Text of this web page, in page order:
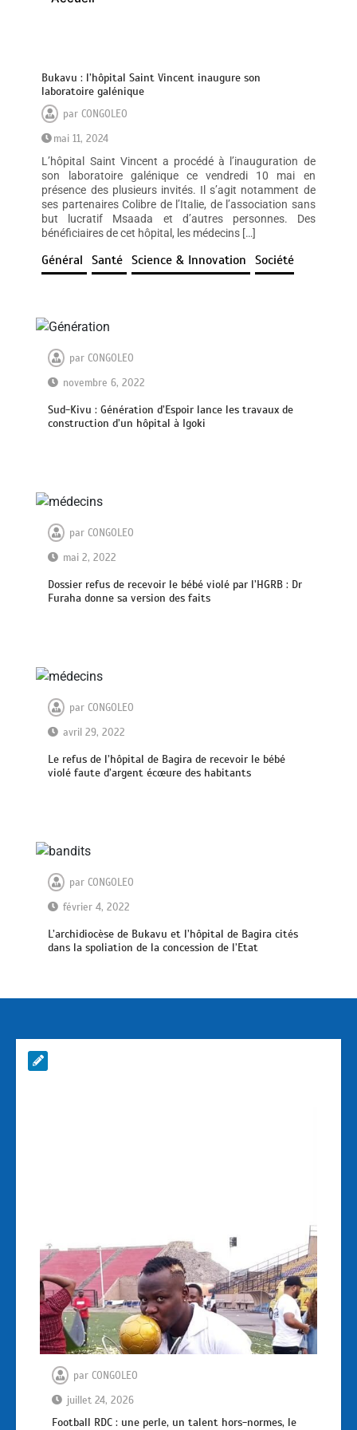
Bukavu : l’hôpital Saint Vincent inaugure son
laboratoire galénique
parCONGOLEO
mai 11, 2024
L’hôpital Saint Vincent a procédé à l’inauguration de
son laboratoire galénique ce vendredi 10 mai en
présence des plusieurs invités. Il s’agit notamment de
ses partenaires Colibre de l’Italie, de l’association sans
but lucratif Msaada et d’autres personnes. Des
bénéficiaires de cet hôpital, les médecins […]
Général Santé Science & Innovation Société
parCONGOLEO
novembre 6, 2022
Sud-Kivu : Génération d’Espoir lance les travaux de
construction d’un hôpital à Igoki
parCONGOLEO
mai 2, 2022
Dossier refus de recevoir le bébé violé par l’HGRB : Dr
Furaha donne sa version des faits
parCONGOLEO
avril 29, 2022
Le refus de l’hôpital de Bagira de recevoir le bébé
violé faute d’argent écœure des habitants
parCONGOLEO
février 4, 2022
L’archidiocèse de Bukavu et l’hôpital de Bagira cités
dans la spoliation de la concession de l’Etat
par CONGOLEO
juillet 24, 2026
Football RDC : une perle, un talent hors-normes, le